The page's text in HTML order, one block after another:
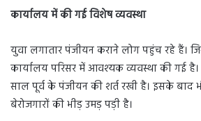
कार्यालय में की गई विशेष व्यवस्था
युवा लगातार पंजीयन कराने लोग पहुंच रहे हैं।
कार्यालय परिसर में आवश्यक व्यवस्था की गई
साल पूर्व के पंजीयन की शर्त रखी है। इसके बाद
बेरोजगारों की भीड़ उमड़ पड़ी है।